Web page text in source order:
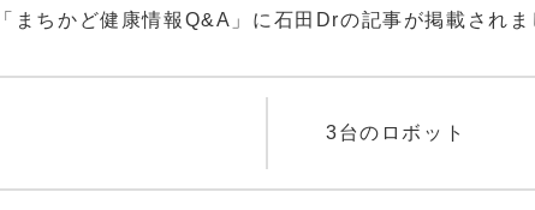
トピックス
教えて！！ドクターQ&A
まちかど健康情報Q&A」に石田Drの記事が掲載されま
3台のロボット